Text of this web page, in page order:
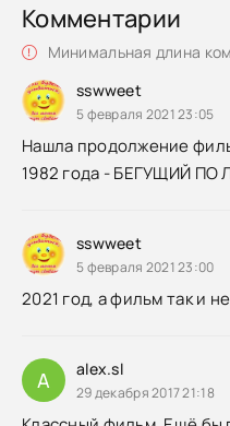
Комментарии
Минимальная длина
sswweet
5 февраля 2021 23:05
Нашла продолжение
1982 года - БЕГУЩИЙ ПО
sswweet
5 февраля 2021 23:00
2021 год, а фильм так и
A alex.sl
29 декабря 2017 21:18